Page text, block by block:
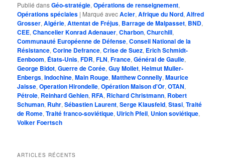
Publié dansGéo-stratégie,Opérations de renseignement,
Opérations spéciales | Marqué avecAcier,Afrique du Nord,Alfred
Grosser,Algérie,Attentat de Fréjus, Barrage de Malpasset, BND,
CEE,Chancelier Konrad Adenauer,Charbon,Churchill,
Communauté Européenne de Défense,Conseil National de la
Résistance,Corine Defrance,Crise de Suez, Erich Schmidt-
Eenboom, États-Unis,FDR,FLN,France,Général de Gaulle,
George Bidot,Guerre de Corée,Guy Mollet,Helmut Muller-
Enbergs,Indochine,Main Rouge,Matthew Connelly,Maurice
Jaisse,Operation Hirondelle,Opération Maison d'Or,OTAN,
Pétrole, Reinhard Gehlen, RFA, Richard Christmann, Robert
Schuman, Ruhr,Sébastien Laurent,Serge Klausfeld,Stasi,Traité
de Rome,Traité franco-soviétique, Ulrich Pfeil, Union soviétique,
Volker Foertsch
ARTICLES RÉCENTS